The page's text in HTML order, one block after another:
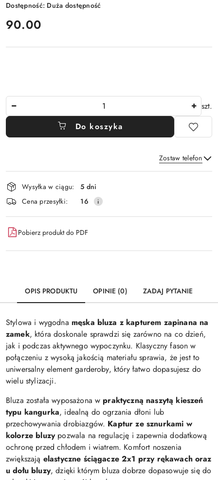
Dostępność: Duża dostępność
cena:
90.00
szt.
Do koszyka
Zostaw telefon
Wyślij
Dostępność
i
dostawa
Wysyłka w ciągu:
5 dni
Cena przesyłki:
16
Pobierz produkt do PDF
OPIS PRODUKTU OPINIE (0) ZADAJ PYTANIE
Stylowa i wygodna męska bluza z kapturem zapinana na
zamek, która doskonale sprawdzi się zarówno na co dzień,
jak i podczas aktywnego wypoczynku. Klasyczny fason w
połączeniu z wysoką jakością materiału sprawia, że jest to
uniwersalny element garderoby, który łatwo dopasujesz do
wielu stylizacji.
Bluza została wyposażona w praktyczną naszytą kieszeń
typu kangurka, idealną do ogrzania dłoni lub
przechowywania drobiazgów. Kaptur ze sznurkami w
kolorze bluzypozwala na regulację i zapewnia dodatkową
ochronę przed chłodem i wiatrem. Komfort noszenia
zwiększają elastyczne ściągacze 2x1 przy rękawach oraz
u dołu bluzy, dzięki którym bluza dobrze dopasowuje się do